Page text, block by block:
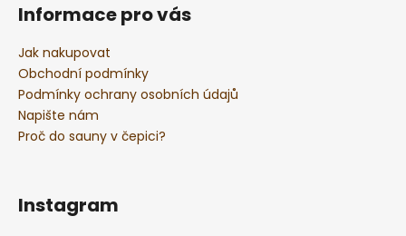
Informace pro vás
Jak nakupovat
Obchodní podmínky
Podmínky ochrany osobních údajů
Napište nám
Proč do sauny v čepici?
Instagram